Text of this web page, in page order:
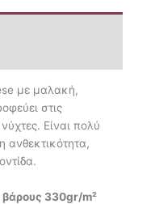
με μαλακή,
στις
Eίναι πολύ
ανθεκτικότητα,
330gr/m²